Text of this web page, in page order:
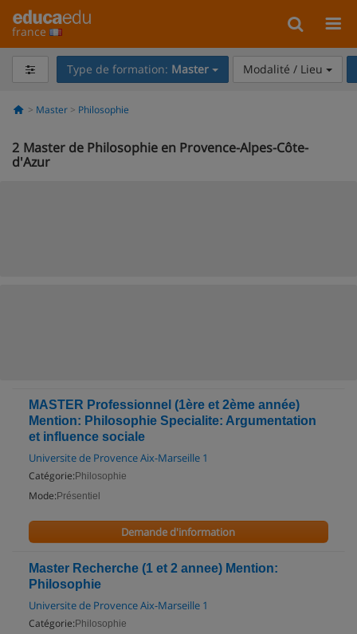
france
Type de formation: Master Modalité / Lieu
Master Philosophie
2 Master de Philosophie en Provence-Alpes-Côte-
d'Azur
MASTER Professionnel (1ère et 2ème année)
Mention: Philosophie Specialite: Argumentation
et influence sociale
Universite de Provence Aix-Marseille 1
Catégorie: Philosophie
Mode: Présentiel
Demande d'information
Master Recherche (1 et 2 annee) Mention:
Philosophie
Universite de Provence Aix-Marseille 1
Catégorie: Philosophie